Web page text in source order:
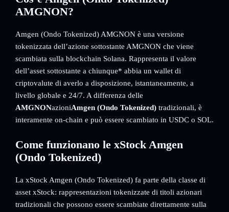
AMGNON?
Amgen (Ondo Tokenized) AMGNON è una versione
tokenizzata dell’azione sottostante AMGNON che viene
scambiata sulla blockchain Solana. Rappresenta il valore
dell’asset sottostante a chiunque* abbia un wallet di
criptovalute di averlo a disposizione, istantaneamente, a
livello globale e 24/7. A differenza delle
AMGNONazioniAmgen (Ondo Tokenized) tradizionali, è
interamente on-chain e può essere scambiato in USDC o SOL.
Come funzionano le xStock Amgen
(Ondo Tokenized)
La xStock Amgen (Ondo Tokenized) fa parte della classe di
asset xStock: rappresentazioni tokenizzate di titoli azionari
tradizionali che possono essere scambiate direttamente sulla